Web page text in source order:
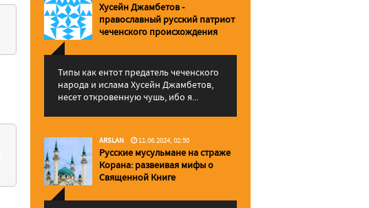
Хусейн Джамбетов -
православный русский патриот
чеченского происхождения
Типы как ентот предатель чеченского
народа и ислама Хусейн Джамбетов,
несет откровенную чушь, ибо я...
ARSLAN 11.06.2024, 02:50
Русские мусульмане на страже
Корана: pазвеивая мифы о
Священной Книге